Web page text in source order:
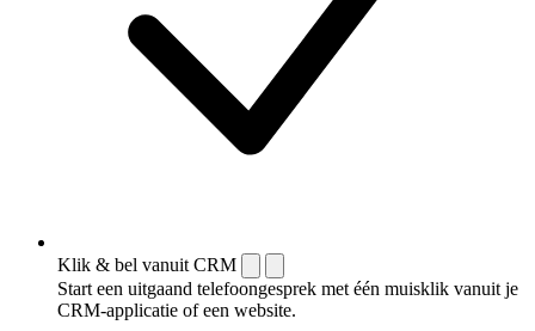
Klik & bel vanuit CRM
Start een uitgaand telefoongesprek met één muisklik vanuit je
CRM-applicatie of een website.